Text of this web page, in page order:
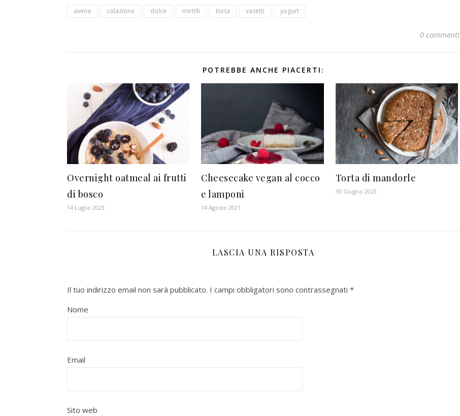
avena colazione dolce mirtilli torta vasetti yogurt
0 commenti
POTREBBE ANCHE PIACERTI:
Overnight oatmeal ai frutti
di bosco
14 Luglio 2023
Cheesecake vegan al cocco
e lamponi
14 Agosto 2021
Torta di mandorle
30 Giugno 2023
LASCIA UNA RISPOSTA
Il tuo indirizzo email non sarà pubblicato. I campi obbligatori sono contrassegnati *
Nome
Email
Sito web